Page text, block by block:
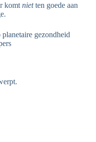
komt nietten goede aan
gezondheid